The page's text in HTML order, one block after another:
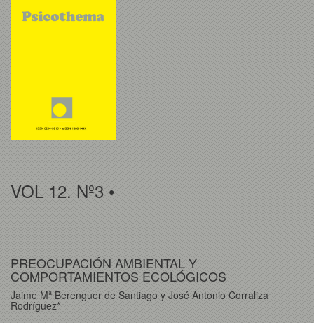
VOL 12. Nº3 •
PREOCUPACIÓN AMBIENTAL Y
COMPORTAMIENTOS ECOLÓGICOS
Jaime Mª Berenguer de Santiago y José Antonio Corraliza
Rodríguez*